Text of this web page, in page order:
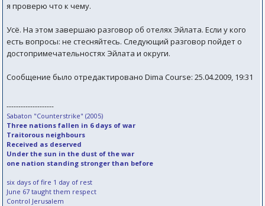
я проверю что к чему.
Усё. На этом завершаю разговор об отелях Эйлата. Если у кого
есть вопросы: не стесняйтесь. Следующий разговор пойдет о
достопримечательностях Эйлата и округи.
Сообщение было отредактировано Dima Course: 25.04.2009, 19:31
--------------------
Sabaton "Counterstrike" (2005)
Three nations fallen in 6 days of war
Traitorous neighbours
Received as deserved
Under the sun in the dust of the war
one nation standing stronger than before
six days of fire 1 day of rest
June 67 taught them respect
Control Jerusalem